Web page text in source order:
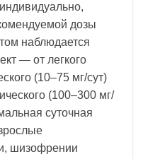
дозы
наблюдается
— от легкого
(10–75 мг/сут)
(100–300 мг/
суточная
шизофрении